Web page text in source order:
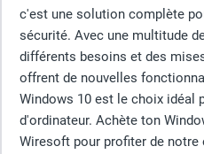
c'est une solution complète
sécurité. Avec une multitude
différents besoins et des
offrent de nouvelles
Windows 10 est le choix idéal
d'ordinateur. Achète ton
Wiresoft pour profiter de notre